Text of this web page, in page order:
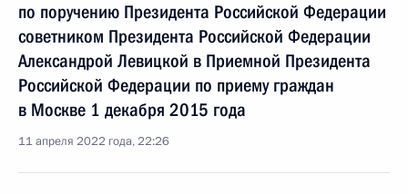
по поручению Президента Российской Федерации
советником Президента Российской Федерации
Александрой Левицкой в Приемной Президента
Российской Федерации по приему граждан
в Москве 1 декабря 2015 года
11 апреля 2022 года, 22:26